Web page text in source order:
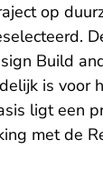
op
Build
is voor
ligt een
met de